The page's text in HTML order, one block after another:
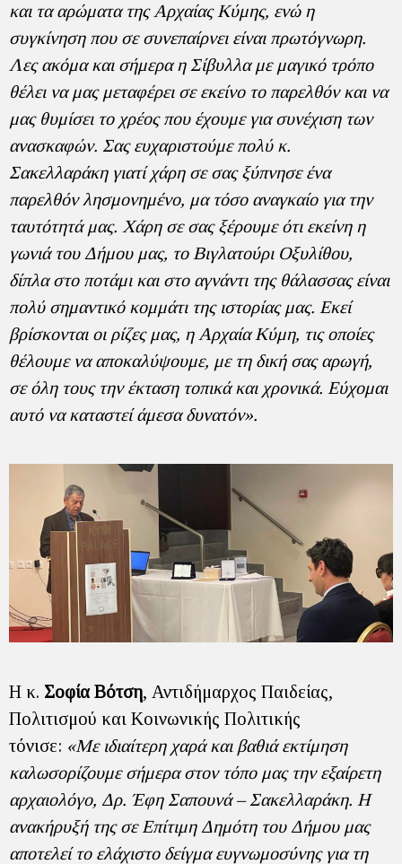
και τα αρώματα της Αρχαίας Κύμης, ενώ η
συγκίνηση που σε συνεπαίρνει είναι πρωτόγνωρη.
Λες ακόμα και σήμερα η Σίβυλλα με μαγικό τρόπο
θέλει να μας μεταφέρει σε εκείνο το παρελθόν και να
μας θυμίσει το χρέος που έχουμε για συνέχιση των
ανασκαφών. Σας ευχαριστούμε πολύ κ.
Σακελλαράκη γιατί χάρη σε σας ξύπνησε ένα
παρελθόν λησμονημένο, μα τόσο αναγκαίο για την
ταυτότητά μας. Χάρη σε σας ξέρουμε ότι εκείνη η
γωνιά του Δήμου μας, το Βιγλατούρι Οξυλίθου,
δίπλα στο ποτάμι και στο αγνάντι της θάλασσας είναι
πολύ σημαντικό κομμάτι της ιστορίας μας. Εκεί
βρίσκονται οι ρίζες μας, η Αρχαία Κύμη, τις οποίες
θέλουμε να αποκαλύψουμε, με τη δική σας αρωγή,
σε όλη τους την έκταση τοπικά και χρονικά. Εύχομαι
αυτό να καταστεί άμεσα δυνατόν».
Η κ. Σοφία Βότση, Αντιδήμαρχος Παιδείας,
Πολιτισμού και Κοινωνικής Πολιτικής
τόνισε: «Με ιδιαίτερη χαρά και βαθιά εκτίμηση
καλωσορίζουμε σήμερα στον τόπο μας την εξαίρετη
αρχαιολόγο, Δρ. Έφη Σαπουνά – Σακελλαράκη. Η
ανακήρυξή της σε Επίτιμη Δημότη του Δήμου μας
αποτελεί το ελάχιστο δείγμα ευγνωμοσύνης για τη